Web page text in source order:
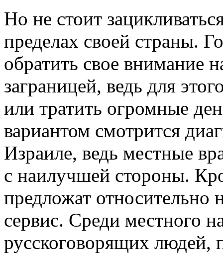
Но не стоит
пределах своей страны.
обратить свое внимание
заграницей, ведь для
или тратить огромные
вариантом смотрится
Израиле, ведь местные
с наилучшей стороны.
предложат относительно
сервис. Среди местного
русскоговорящих людей,